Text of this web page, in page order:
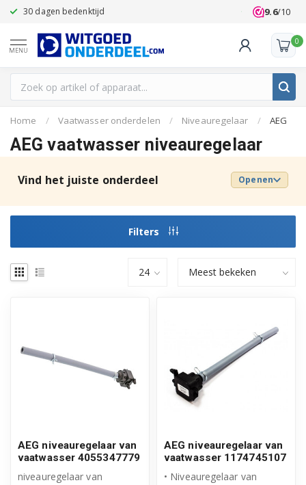
30 dagen bedenktijd Klanten
9.6/10
MENU
0
Home / Vaatwasser onderdelen / Niveauregelaar / AEG
AEG vaatwasser niveauregelaar
Vind het juiste onderdeel Openen
Filters
AEG niveauregelaar van
vaatwasser 4055347779
niveauregelaar van
AEG niveauregelaar van
vaatwasser 1174745107
• Niveauregelaar van